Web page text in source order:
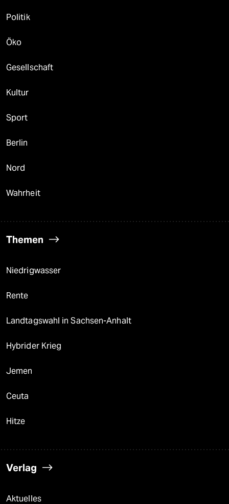
Politik
Öko
Gesellschaft
Kultur
Sport
Berlin
Nord
Wahrheit
Themen
Niedrigwasser
Rente
Landtagswahl in Sachsen-Anhalt
Hybrider Krieg
Jemen
Ceuta
Hitze
Verlag
Aktuelles